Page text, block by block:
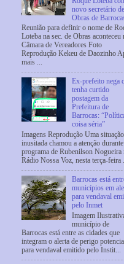
novo secretário de
Obras de
Reunião para definir o nome de
Loteba na sec. de Obras aconteceu
Câmara de Vereadores Foto
Reprodução Kekeu de Daozinho
mais ...
Ex-prefeito nega
tenha curtido
postagem da
Prefeitura de
Barrocas:
coisa séria”
Imagens Reprodução Uma situação
inusitada chamou a atenção
programa de Rubenilson Nogueira
Rádio Nossa Voz, nesta terça-feira
Barrocas está
municípios em
para vendaval
pelo Inmet
Imagem
município de
Barrocas está entre as cidades que
integram o alerta de perigo potencial
para vendaval emitido pelo Instit...